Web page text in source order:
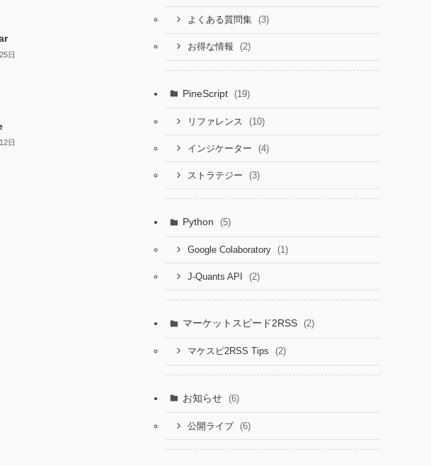
日
日
よくある質問集 (3)
お得な情報 (2)
PineScript (19)
リファレンス (10)
インジケーター (4)
ストラテジー (3)
Python (5)
Google Colaboratory (1)
J-Quants API (2)
マーケットスピード2RSS (2)
マケスピ2RSS Tips (2)
お知らせ (6)
公開ライブ (6)